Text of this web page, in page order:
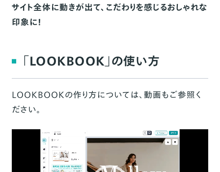
サイト全体に動きが出て、こだわりを感じるおしゃれな
印象に！
「LOOKBOOK」の使い方
LOOKBOOKの作り方については、動画もご参照く
ださい。